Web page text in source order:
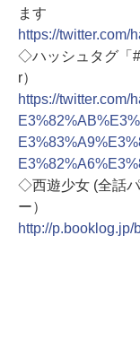
ます
https://twitter.com/
◇ハッシュタグ「
r）
https://twitter.com/
◇西遊少女 (全話
ー）
http://p.booklog.jp/